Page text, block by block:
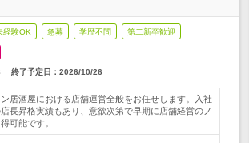
経験OK 急募 学歴不問 第二新卒歓迎
終了予定日： 2026/10/26
居酒屋における店舗運営全般をお任せします。入社
長昇格実績もあり、意欲次第で早期に店舗経営のノ
可能です。